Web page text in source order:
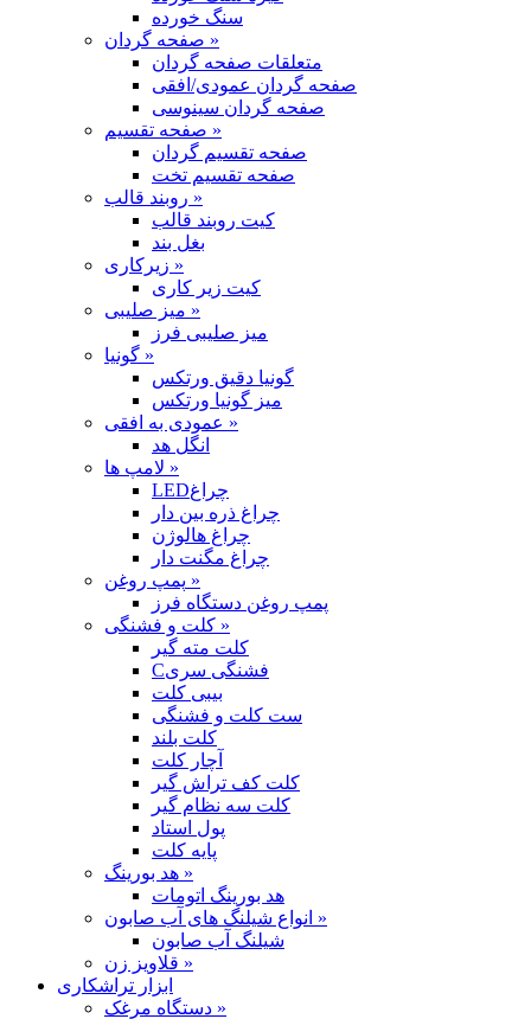
سنگ خورده
صفحه گردان »
متعلقات صفحه گردان
صفحه گردان عمودی/افقی
صفحه گردان سینوسی
صفحه تقسیم »
صفحه تقسیم گردان
صفحه تقسیم تخت
روبند قالب »
کیت روبند قالب
بغل بند
زیرکاری »
کیت زیر کاری
میز صلیبی »
میز صلیبی فرز
گونیا »
گونیا دقیق ورتکس
میز گونیا ورتکس
عمودی به افقی »
انگل هد
لامپ ها »
LEDچراغ
چراغ ذره بین دار
چراغ هالوژن
چراغ مگنت دار
پمپ روغن »
پمپ روغن دستگاه فرز
کلت و فشنگی »
کلت مته گیر
Cفشنگی سری
بیبی کلت
ست کلت و فشنگی
کلت بلند
آچار کلت
کلت کف تراش گیر
کلت سه نظام گیر
پول استاد
پایه کلت
هد بورینگ »
هد بورینگ اتومات
انواع شیلنگ های آب صابون »
شیلنگ آب صابون
قلاویز زن »
ابزار تراشکاری
دستگاه مرغک »